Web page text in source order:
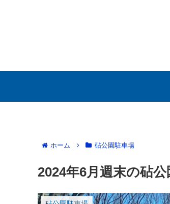
ホーム 砧公園駐車場
2024年6月週末の砧